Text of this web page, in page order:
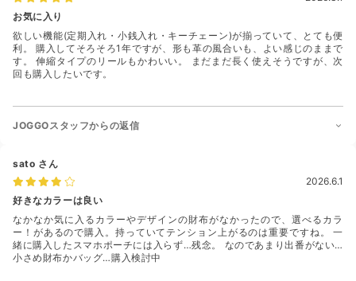
お気に入り
欲しい機能(定期入れ・小銭入れ・キーチェーン)が揃っていて、とても便
利。 購入してそろそろ1年ですが、形も革の風合いも、よい感じのままで
す。 伸縮タイプのリールもかわいい。 まだまだ長く使えそうですが、次
回も購入したいです。
JOGGOスタッフからの返信
sato さん
2026.6.1
好きなカラーは良い
なかなか気に入るカラーやデザインの財布がなかったので、選べるカラ
ー！があるので購入。持っていてテンション上がるのは重要ですね。 一
緒に購入したスマホポーチには入らず…残念。 なのであまり出番がない…
小さめ財布かバッグ…購入検討中